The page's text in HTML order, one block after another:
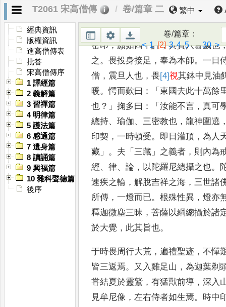
T2061 宋高僧傳 卷/篇章 二 繁中
經典資訊
版權資訊
進高僧傳表
批答
宋高僧傳序
1 譯經篇
2 義解篇
3 習禪篇
4 明律篇
5 護法篇
6 感通篇
7 遺身篇
8 讀誦篇
9 興福篇
10 雜科聲德篇
後序
卷/篇章：
< 1 [2] 3 4 5...30 >
畏乃捨傳國寶珠瑩于大像之額
晝
焉。寺有達摩掬多者，掌定門之祕
密印，顏如四十許，其實八百歲也
之。畏投身接足 ，奉為本師。一日
僧 ， 震旦人也 ，畏[4]視其鉢中 見油
暖。愕而歎曰 ：「東國去此十萬餘
也 ？」掬多曰 ：「汝能不言 ，真可
總持、瑜伽、三密教也 ，龍神圍遶
印契 ，一時頓受。 即日灌頂 ，為人
藏 」。 夫 「三藏 」 之義者 ， 則內為
經、律、論 ， 以陀羅尼總攝之也。
速疾之輪 ，解脫吉祥之海 ，三世諸
所傳 ，一燈而已。根殊性異 ，燈亦
釋迦微塵三昧 ，菩薩以綱總攝於諸
於大覺 ， 此其旨也。
于時畏周行大荒 ，遍禮聖迹 ，不憚
皆三返焉。 又入雞足山 ，為迦葉剃
甞結夏於靈鷲 ，有猛獸前導 ，深入
見牟尼像 ，左右侍者如生焉。 時中